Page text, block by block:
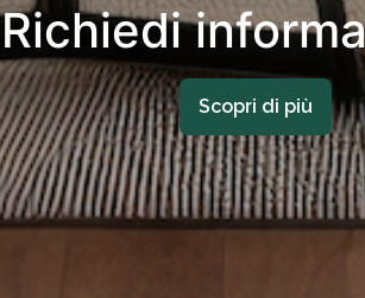
Richiedi
Scopri di più